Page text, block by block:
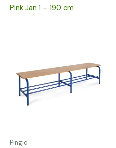
Pink Jan 1 – 190 cm
Pingid